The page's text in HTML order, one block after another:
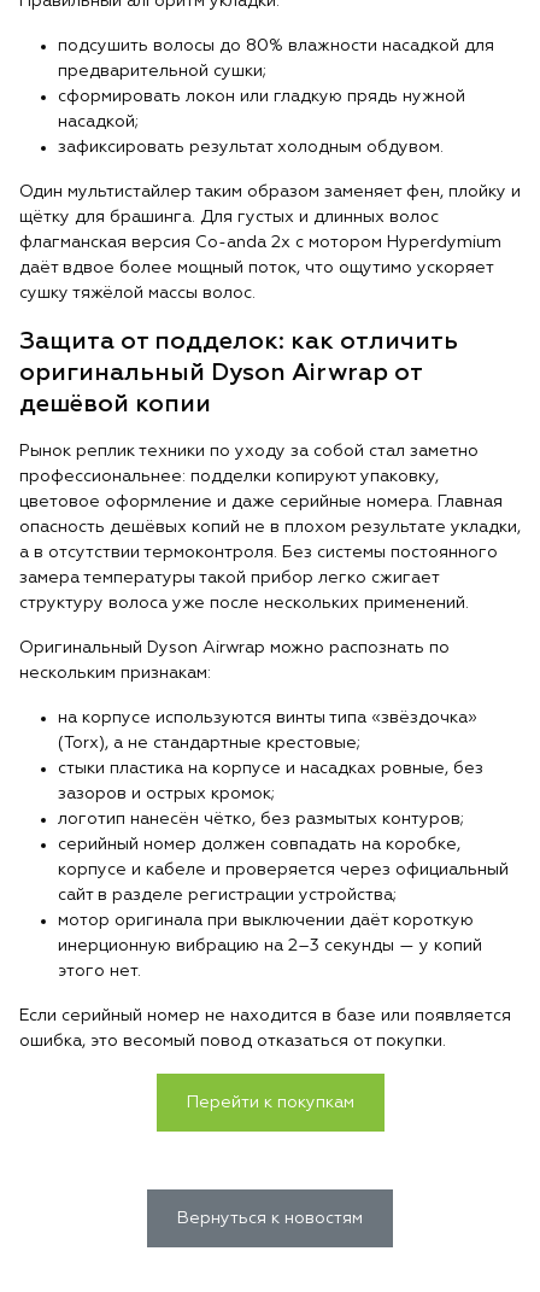
подсушить волосы до 80% влажности насадкой для
предварительной сушки;
сформировать локон или гладкую прядь нужной
насадкой;
зафиксировать результат холодным обдувом.
Один мультистайлер таким образом заменяет фен, плойку и
щётку для брашинга. Для густых и длинных волос
флагманская версия Co-anda 2x с мотором Hyperdymium
даёт вдвое более мощный поток, что ощутимо ускоряет
сушку тяжёлой массы волос.
Защита от подделок: как отличить
оригинальный Dyson Airwrap от
дешёвой копии
Рынок реплик техники по уходу за собой стал заметно
профессиональнее: подделки копируют упаковку,
цветовое оформление и даже серийные номера. Главная
опасность дешёвых копий не в плохом результате укладки,
а в отсутствии термоконтроля. Без системы постоянного
замера температуры такой прибор легко сжигает
структуру волоса уже после нескольких применений.
Оригинальный Dyson Airwrap можно распознать по
нескольким признакам:
на корпусе используются винты типа «звёздочка»
(Torx), а не стандартные крестовые;
стыки пластика на корпусе и насадках ровные, без
зазоров и острых кромок;
логотип нанесён чётко, без размытых контуров;
серийный номер должен совпадать на коробке,
корпусе и кабеле и проверяется через официальный
сайт в разделе регистрации устройства;
мотор оригинала при выключении даёт короткую
инерционную вибрацию на 2–3 секунды — у копий
этого нет.
Если серийный номер не находится в базе или появляется
ошибка, это весомый повод отказаться от покупки.
Перейти к покупкам
Вернуться к новостям